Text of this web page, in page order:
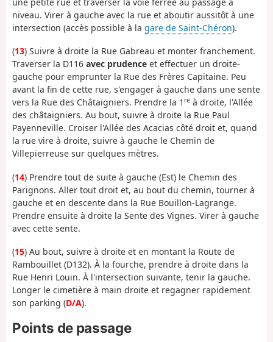
niveau. Virer à gauche avec la rue et aboutir aussitôt à une
intersection (accès possible à la gare de Saint-Chéron).
(13) Suivre à droite la Rue Gabreau et monter franchement.
Traverser la D116 avec prudence et effectuer un droite-
gauche pour emprunter la Rue des Frères Capitaine. Peu
avant la fin de cette rue, s'engager à gauche dans une sente
vers la Rue des Châtaigniers. Prendre la 1 re à droite, l'Allée
des châtaigniers. Au bout, suivre à droite la Rue Paul
Payenneville. Croiser l'Allée des Acacias côté droit et, quand
la rue vire à droite, suivre à gauche le Chemin de
Villepierreuse sur quelques mètres.
(14) Prendre tout de suite à gauche (Est) le Chemin des
Parignons. Aller tout droit et, au bout du chemin, tourner à
gauche et en descente dans la Rue Bouillon-Lagrange.
Prendre ensuite à droite la Sente des Vignes. Virer à gauche
avec cette sente.
(15) Au bout, suivre à droite et en montant la Route de
Rambouillet (D132). À la fourche, prendre à droite dans la
Rue Henri Louin. À l'intersection suivante, tenir la gauche.
Longer le cimetière à main droite et regagner rapidement
son parking (D/A).
Points de passage